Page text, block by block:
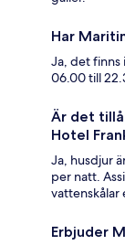
Har
Ja, det finns
06.00 till
Är det
Hotel
Ja, husdjur
per natt.
vattenskålar
Erbjuder